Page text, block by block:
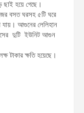
ছাই হয়ে গেছে।
বসত ঘরসহ ৫টি ঘরে
যায়। আগুনের লেলিহান
দুটি ইউনিট আগুন
টাকার ক্ষতি হয়েছে।